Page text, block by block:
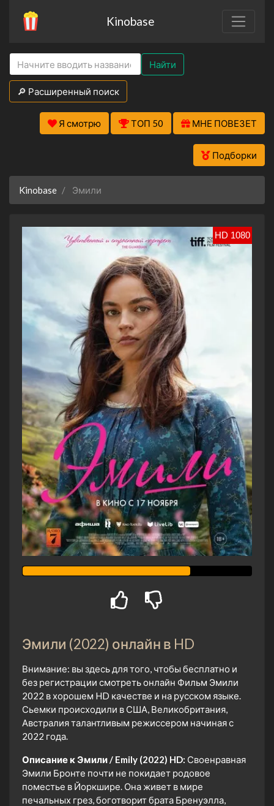
Kinobase
Найти
🔎 Расширенный поиск
Я смотрю ТОП 50 МНЕ ПОВЕЗЕТ
Подборки
Kinobase Эмили
HD 1080
Эмили (2022) онлайн в HD
Внимание: вы здесь для того, чтобы бесплатно и
без регистрации смотреть онлайн Фильм Эмили
2022 в хорошем HD качестве и на русском языке.
Сьемки происходили в США, Великобритания,
Австралия талантливым режиссером начиная с
2022 года.
Описание к Эмили / Emily (2022) HD: Своенравная
Эмили Бронте почти не покидает родовое
поместье в Йоркшире. Она живет в мире
печальных грез, боготворит брата Бренуэлла,